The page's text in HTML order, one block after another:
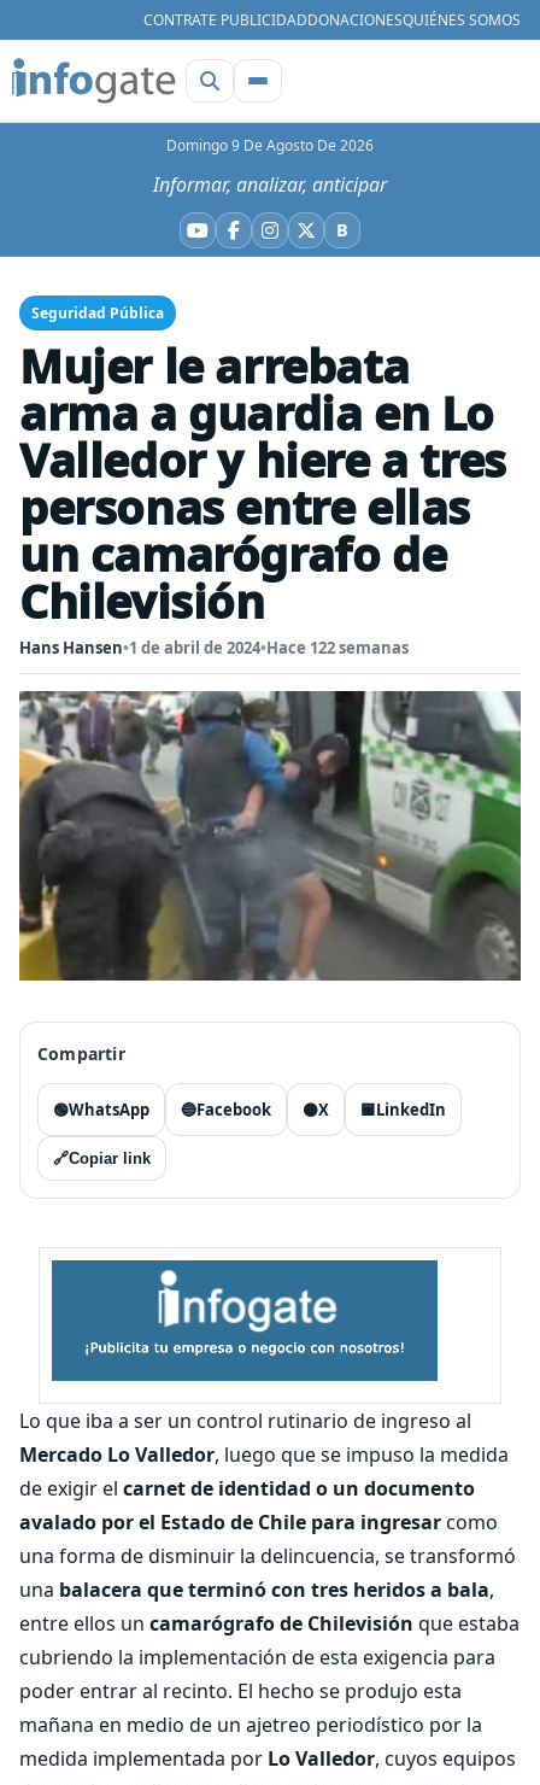
CONTRATE PUBLICIDADDONACIONESQUIÉNES SOMOS
Domingo 9 De Agosto De 2026
Informar, analizar, anticipar
YouTube
Facebook
Instagram
X BBluesky
Seguridad Pública
Mujer le arrebata
arma a guardia en Lo
Valledor y hiere a tres
personas entre ellas
un camarógrafo de
Chilevisión
Hans Hansen•1 de abril de 2024•Hace 122 semanas
Compartir
🟢WhatsApp 🔵Facebook ⚫X 🟦LinkedIn
🔗Copiar link
Lo que iba a ser un control rutinario de ingreso al
Mercado Lo Valledor, luego que se impuso la medida
de exigir el carnet de identidad o un documento
avalado por el Estado de Chile para ingresarcomo
una forma de disminuir la delincuencia, se transformó
una balacera que terminó con tres heridos a bala,
entre ellos un camarógrafo de Chilevisión que estaba
cubriendo la implementación de esta exigencia para
poder entrar al recinto. El hecho se produjo esta
mañana en medio de un ajetreo periodístico por la
medida implementada por Lo Valledor, cuyos equipos